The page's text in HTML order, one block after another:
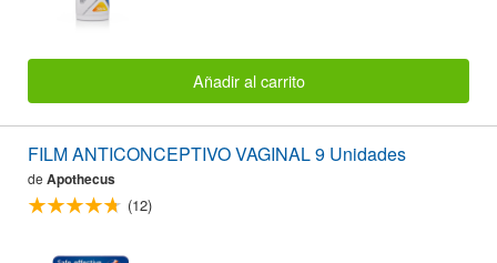
Añadir al carrito
FILM ANTICONCEPTIVO VAGINAL 9 Unidades
de Apothecus
(12)